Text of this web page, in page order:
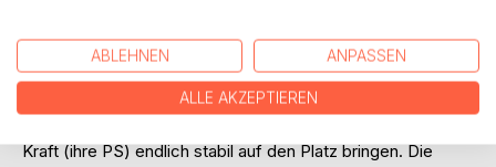
sobald das Ego durch Doppelfehler oder Drucksituationen
bedroht wird.
Die Leser erfahren, wie sie ihre emotionale Steuerung
Kraft (ihre PS) endlich stabil auf den Platz bringen. Die
ABLEHNEN ANPASSEN
ALLE AKZEPTIEREN